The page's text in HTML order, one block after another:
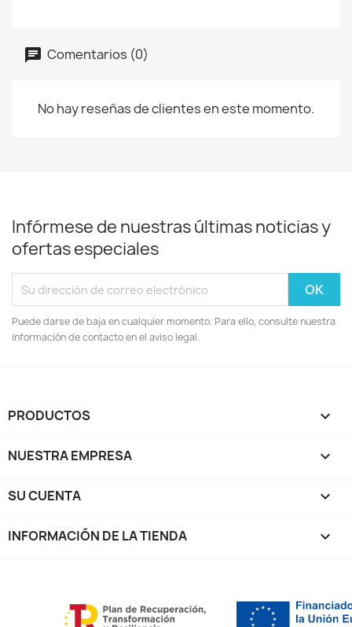
Comentarios (0)
No hay reseñas de clientes en este momento.
Infórmese de nuestras últimas noticias y
ofertas especiales
Puede darse de baja en cualquier momento. Para ello, consulte nuestra
información de contacto en el aviso legal.
PRODUCTOS 
NUESTRA EMPRESA 
SU CUENTA 
INFORMACIÓN DE LA TIENDA keyboard_arrow_down